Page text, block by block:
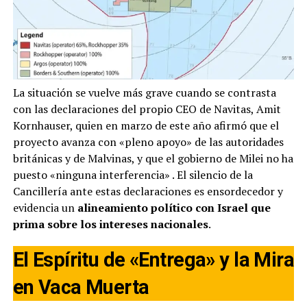
La situación se vuelve más grave cuando se contrasta
con las declaraciones del propio CEO de Navitas, Amit
Kornhauser, quien en marzo de este año afirmó que el
proyecto avanza con «pleno apoyo» de las autoridades
británicas y de Malvinas, y que el gobierno de Milei no ha
puesto «ninguna interferencia» . El silencio de la
Cancillería ante estas declaraciones es ensordecedor y
evidencia un alineamiento político con Israel que
prima sobre los intereses nacionales.
El Espíritu de «Entrega» y la Mira
en Vaca Muerta